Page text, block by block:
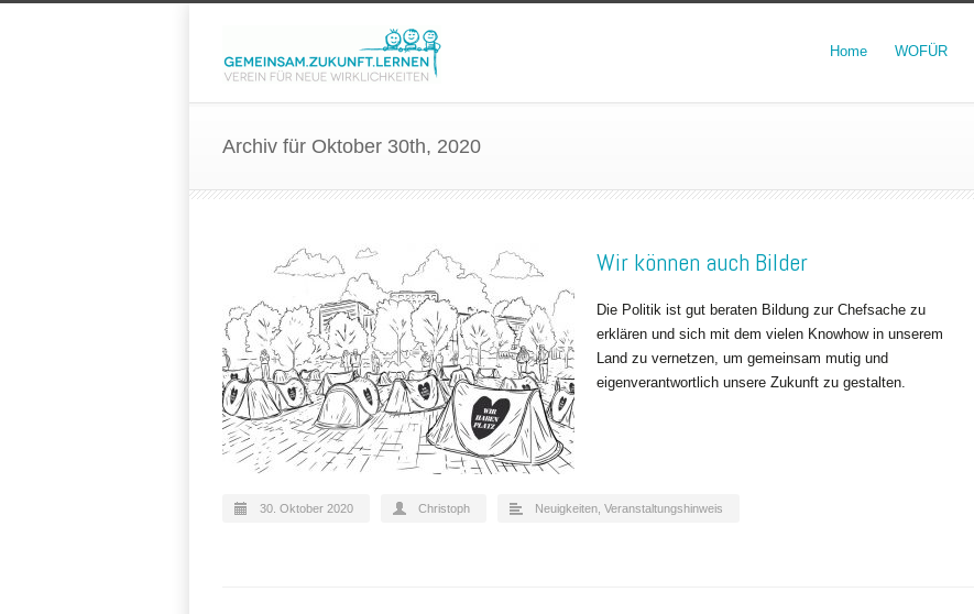
Home WOFÜR
Archiv für Oktober 30th, 2020
Wir können auch Bilder
Die Politik ist gut beraten Bildung zur Chefsache zu
erklären und sich mit dem vielen Knowhow in unserem
Land zu vernetzen, um gemeinsam mutig und
eigenverantwortlich unsere Zukunft zu gestalten.
30. Oktober 2020 Christoph Neuigkeiten Veranstaltungshinweis